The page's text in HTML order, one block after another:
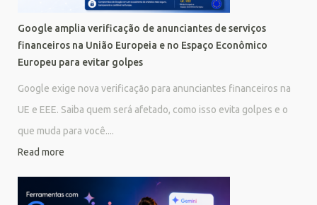
Google amplia verificação de anunciantes de serviços
financeiros na União Europeia e no Espaço Econômico
Europeu para evitar golpes
Google exige nova verificação para anunciantes financeiros na
UE e EEE. Saiba quem será afetado, como isso evita golpes e o
que muda para você....
Read more